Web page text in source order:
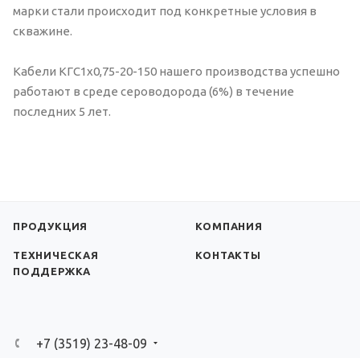
марки стали происходит под конкретные условия в
скважине.
Кабели КГС1х0,75-20-150 нашего производства успешно
работают в среде сероводорода (6%) в течение
последних 5 лет.
ПРОДУКЦИЯ КОМПАНИЯ
ТЕХНИЧЕСКАЯ
ПОДДЕРЖКА
КОНТАКТЫ
+7 (3519) 23-48-09